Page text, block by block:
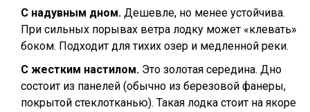
С надувным дном. Дешевле, но менее устойчива.
При сильных порывах ветра лодку может «клевать»
боком. Подходит для тихих озер и медленной реки.
С жестким настилом. Это золотая середина. Дно
состоит из панелей (обычно из березовой фанеры,
покрытой стеклотканью). Такая лодка стоит на якоре